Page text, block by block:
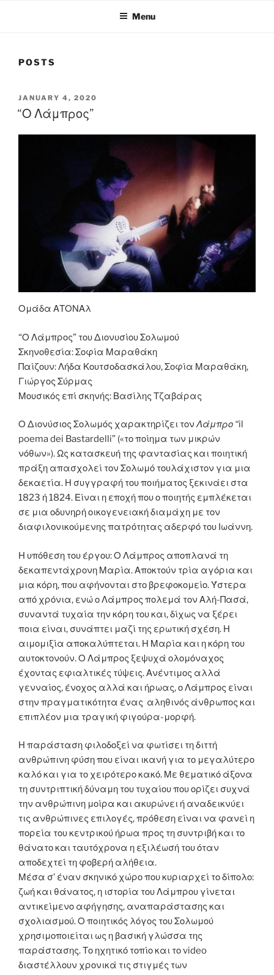
Menu
POSTS
POSTED
ON
JANUARY 4, 2020
“Ο Λάμπρος”
Ομάδα ΑΤΟΝΑλ
“Ο Λάμπρος” του Διονυσίου Σολωμού
Σκηνοθεσία: Σοφία Μαραθάκη
Παίζουν: Λήδα Κουτσοδασκάλου, Σοφία Μαραθάκη,
Γιώργος Σύρμας
Μουσικός επί σκηνής: Βασίλης Τζαβάρας
Ο Διονύσιος Σολωμός χαρακτηρίζει τονΛάμπρο “il
poema dei Bastardelli” («το ποίημα των μικρών
νόθων»). Ως κατασκευή της φαντασίας και ποιητική
πράξη απασχολεί τον Σολωμό τουλάχιστον για μια
δεκαετία. Η συγγραφή του ποιήματος ξεκινάει στα
1823 ή 1824. Είναι η εποχή που ο ποιητής εμπλέκεται
σε μια οδυνηρή οικογενειακή διαμάχη με τον
διαφιλονικούμενης πατρότητας αδερφό του Ιωάννη.
Η υπόθεση του έργου: Ο Λάμπρος αποπλανά τη
δεκαπεντάχρονη Μαρία. Αποκτούν τρία αγόρια και
μια κόρη, που αφήνονται στο βρεφοκομείο. Ύστερα
από χρόνια, ενώ ο Λάμπρος πολεμά τον Αλή-Πασά,
συναντά τυχαία την κόρη του και, δίχως να ξέρει
ποια είναι, συνάπτει μαζί της ερωτική σχέση. Η
αιμομιξία αποκαλύπτεται. Η Μαρία και η κόρη του
αυτοκτονούν. Ο Λάμπρος ξεψυχά ολομόναχος
έχοντας εφιαλτικές τύψεις. Ανέντιμος αλλά
γενναίος, ένοχος αλλά και ήρωας, ο Λάμπρος είναι
στην πραγματικότητα ένας αληθινός άνθρωπος και
επιπλέον μια τραγική φιγούρα-μορφή.
Η παράσταση φιλοδοξεί να φωτίσει τη διττή
ανθρώπινη φύση που είναι ικανή για το μεγαλύτερο
καλό και για το χειρότερο κακό. Με θεματικό άξονα
τη συντριπτική δύναμη του τυχαίου που ορίζει συχνά
την ανθρώπινη μοίρα και ακυρώνει ή αναδεικνύει
τις ανθρώπινες επιλογές, πρόθεση είναι να φανεί η
πορεία του κεντρικού ήρωα προς τη συντριβή και το
θάνατο και ταυτόχρονα η εξιλέωσή του όταν
αποδεχτεί τη φοβερή αλήθεια.
Μέσα σ’ έναν σκηνικό χώρο που κυριαρχεί το δίπολο:
ζωή και θάνατος, η ιστορία του Λάμπρου γίνεται
αντικείμενο αφήγησης, αναπαράστασης και
σχολιασμού. Ο ποιητικός λόγος του Σολωμού
χρησιμοποιείται ως η βασική γλώσσα της
παράστασης. Το ηχητικό τοπίο και το video
διαστέλλουν χρονικά τις στιγμές των